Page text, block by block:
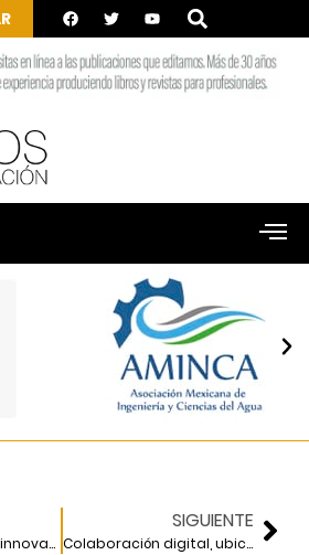
Lograr sinergias e innovación
SIGUIENTE
Colaboración digital, ubicuidad y movilidad